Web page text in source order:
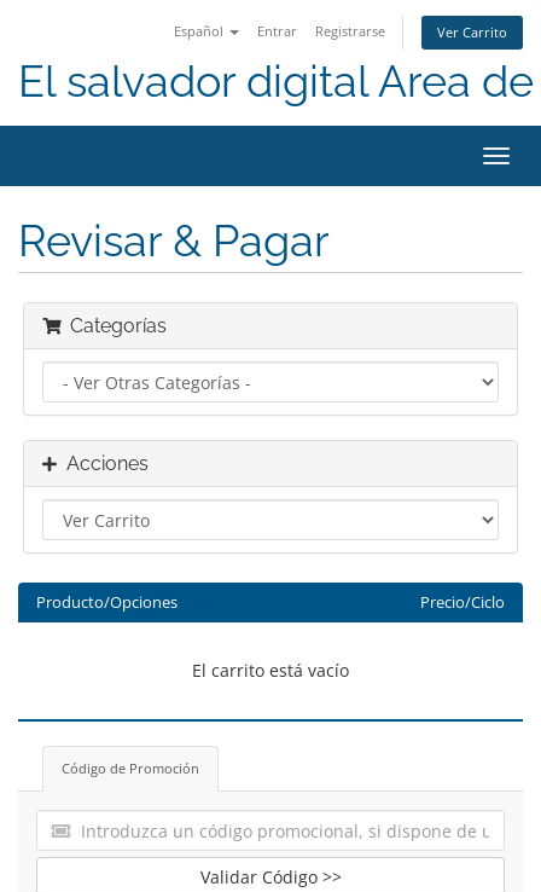
Español Entrar Registrarse Ver Carrito
El salvador digital Area
Revisar & Pagar
Categorías
Acciones
Producto/Opciones Precio/Ciclo
El carrito está vacío
Código de Promoción
Validar Código >>